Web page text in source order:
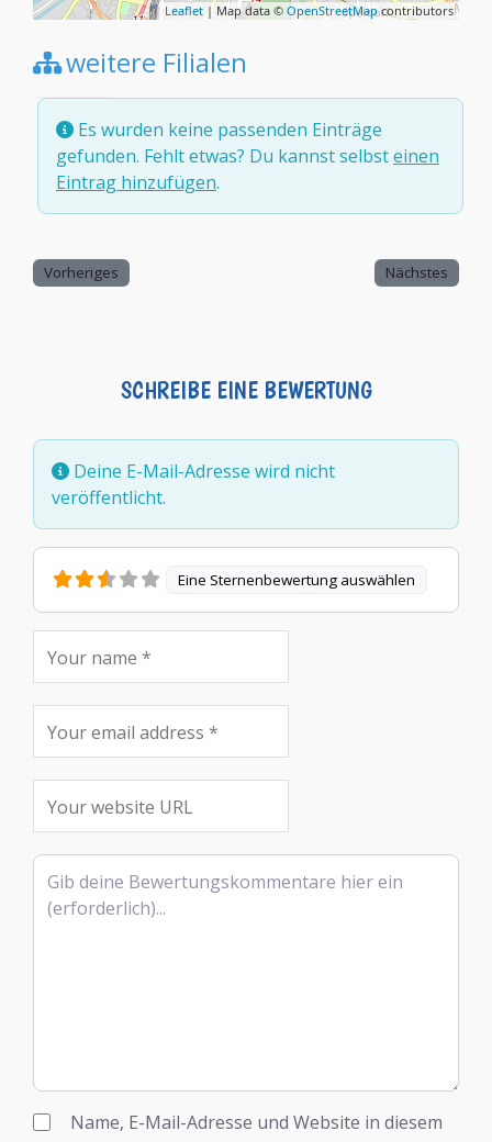
Leaflet| Map data © OpenStreetMapcontributors
weitere Filialen
Es wurden keine passenden Einträge
gefunden. Fehlt etwas? Du kannst selbsteinen
Eintrag hinzufügen.
Vorheriges Nächstes
SCHREIBE EINE BEWERTUNG
Deine E-Mail-Adresse wird nicht
veröffentlicht.
Eine Sternenbewertung auswählen
Rezensionstext
Name, E-Mail-Adresse und Website in diesem